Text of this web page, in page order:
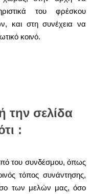
του φρέσκου
και στη συνέχεια να
κοινό.
την σελίδα
:
του συνδέσμου, όπως
τόπος συνάντησης,
των μελών μας, όσο